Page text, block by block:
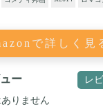
で詳しく見
ー レ
りません